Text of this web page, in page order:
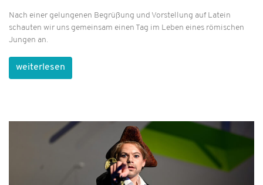
Nach einer gelungenen Begrüßung und Vorstellung auf Latein
schauten wir uns gemeinsam einen Tag im Leben eines römischen
Jungen an.
weiterlesen